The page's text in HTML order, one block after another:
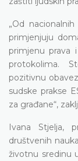
„Od
primjenjuju
primjenu prava
protokolima.
pozitivnu
sudske prakse
za građane“,
Ivana Stjelja,
društvenih
životnu sredinu